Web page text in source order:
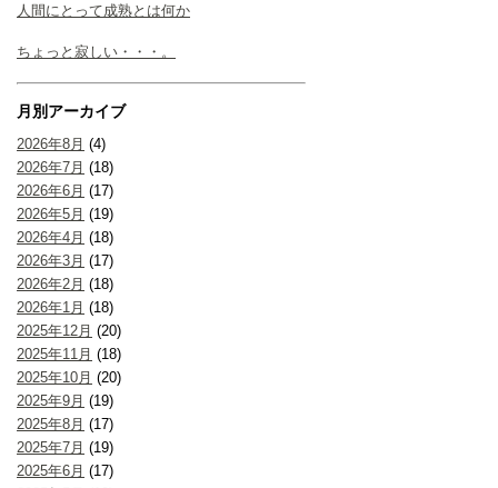
人間にとって成熟とは何か
ちょっと寂しい・・・。
月別アーカイブ
2026年8月 (4)
2026年7月 (18)
2026年6月 (17)
2026年5月 (19)
2026年4月 (18)
2026年3月 (17)
2026年2月 (18)
2026年1月 (18)
2025年12月 (20)
2025年11月 (18)
2025年10月 (20)
2025年9月 (19)
2025年8月 (17)
2025年7月 (19)
2025年6月 (17)